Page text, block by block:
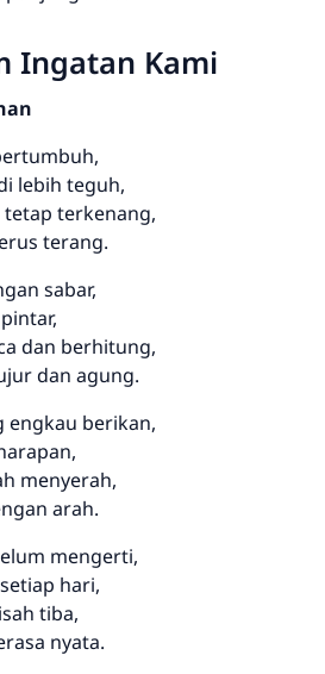
Ingatan Kami
lebih teguh,
terkenang,
terang.
sabar,
dan berhitung,
dan agung.
engkau berikan,
menyerah,
arah.
mengerti,
hari,
tiba,
nyata.